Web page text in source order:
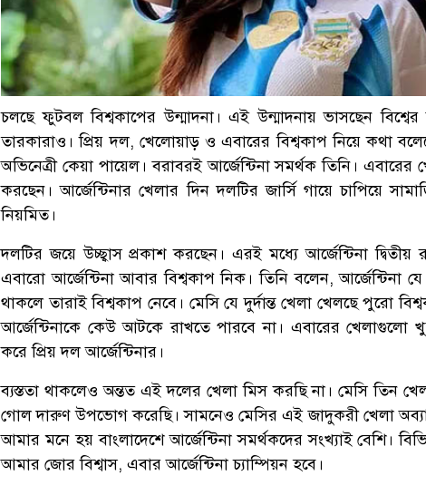
চলছে ফুটবল বিশ্বকাপের উন্মাদনা। এই উন্মাদনায় ভাসছেন বিশ্বের
তারকারাও। প্রিয় দল, খেলোয়াড় ও এবারের বিশ্বকাপ নিয়ে কথা
অভিনেত্রী কেয়া পায়েল। বরাবরই আর্জেন্টিনা সমর্থক তিনি।
করছেন। আর্জেন্টিনার খেলার দিন দলটির জার্সি গায়ে চাপিয়ে
নিয়মিত।
দলটির জয়ে উচ্ছ্বাস প্রকাশ করছেন। এরই মধ্যে আর্জেন্টিনা দ্বিতীয়
এবারো আর্জেন্টিনা আবার বিশ্বকাপ নিক। তিনি বলেন, আর্জেন্টিনা
থাকলে তারাই বিশ্বকাপ নেবে। মেসি যে দুর্দান্ত খেলা খেলছে পুরো
আর্জেন্টিনাকে কেউ আটকে রাখতে পারবে না। এবারের খেলাগুলো
করে প্রিয় দল আর্জেন্টিনার।
ব্যস্ততা থাকলেও অন্তত এই দলের খেলা মিস করছি না। মেসি তিন
গোল দারুণ উপভোগ করেছি। সামনেও মেসির এই জাদুকরী খেলা
আমার মনে হয় বাংলাদেশে আর্জেন্টিনা সমর্থকদের সংখ্যাই বেশি।
আমার জোর বিশ্বাস, এবার আর্জেন্টিনা চ্যাম্পিয়ন হবে।